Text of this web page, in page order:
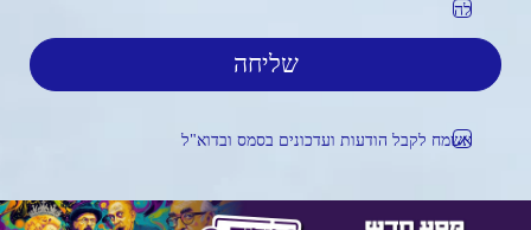
לה
אשמח לקבל הודעות ועדכונים בסמס ובדוא"ל